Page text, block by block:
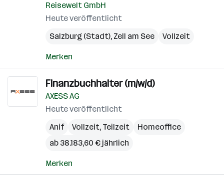
Reisewelt GmbH
Heute veröffentlicht
Salzburg (Stadt), Zell am See Vollzeit
Merken
Finanzbuchhalter (m/w/d)
AXESS AG
Heute veröffentlicht
Anif
Vollzeit, Teilzeit
Homeoffice
ab 38.183,60 € jährlich
Merken